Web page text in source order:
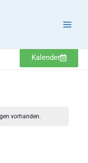
Kalender
vorhanden.